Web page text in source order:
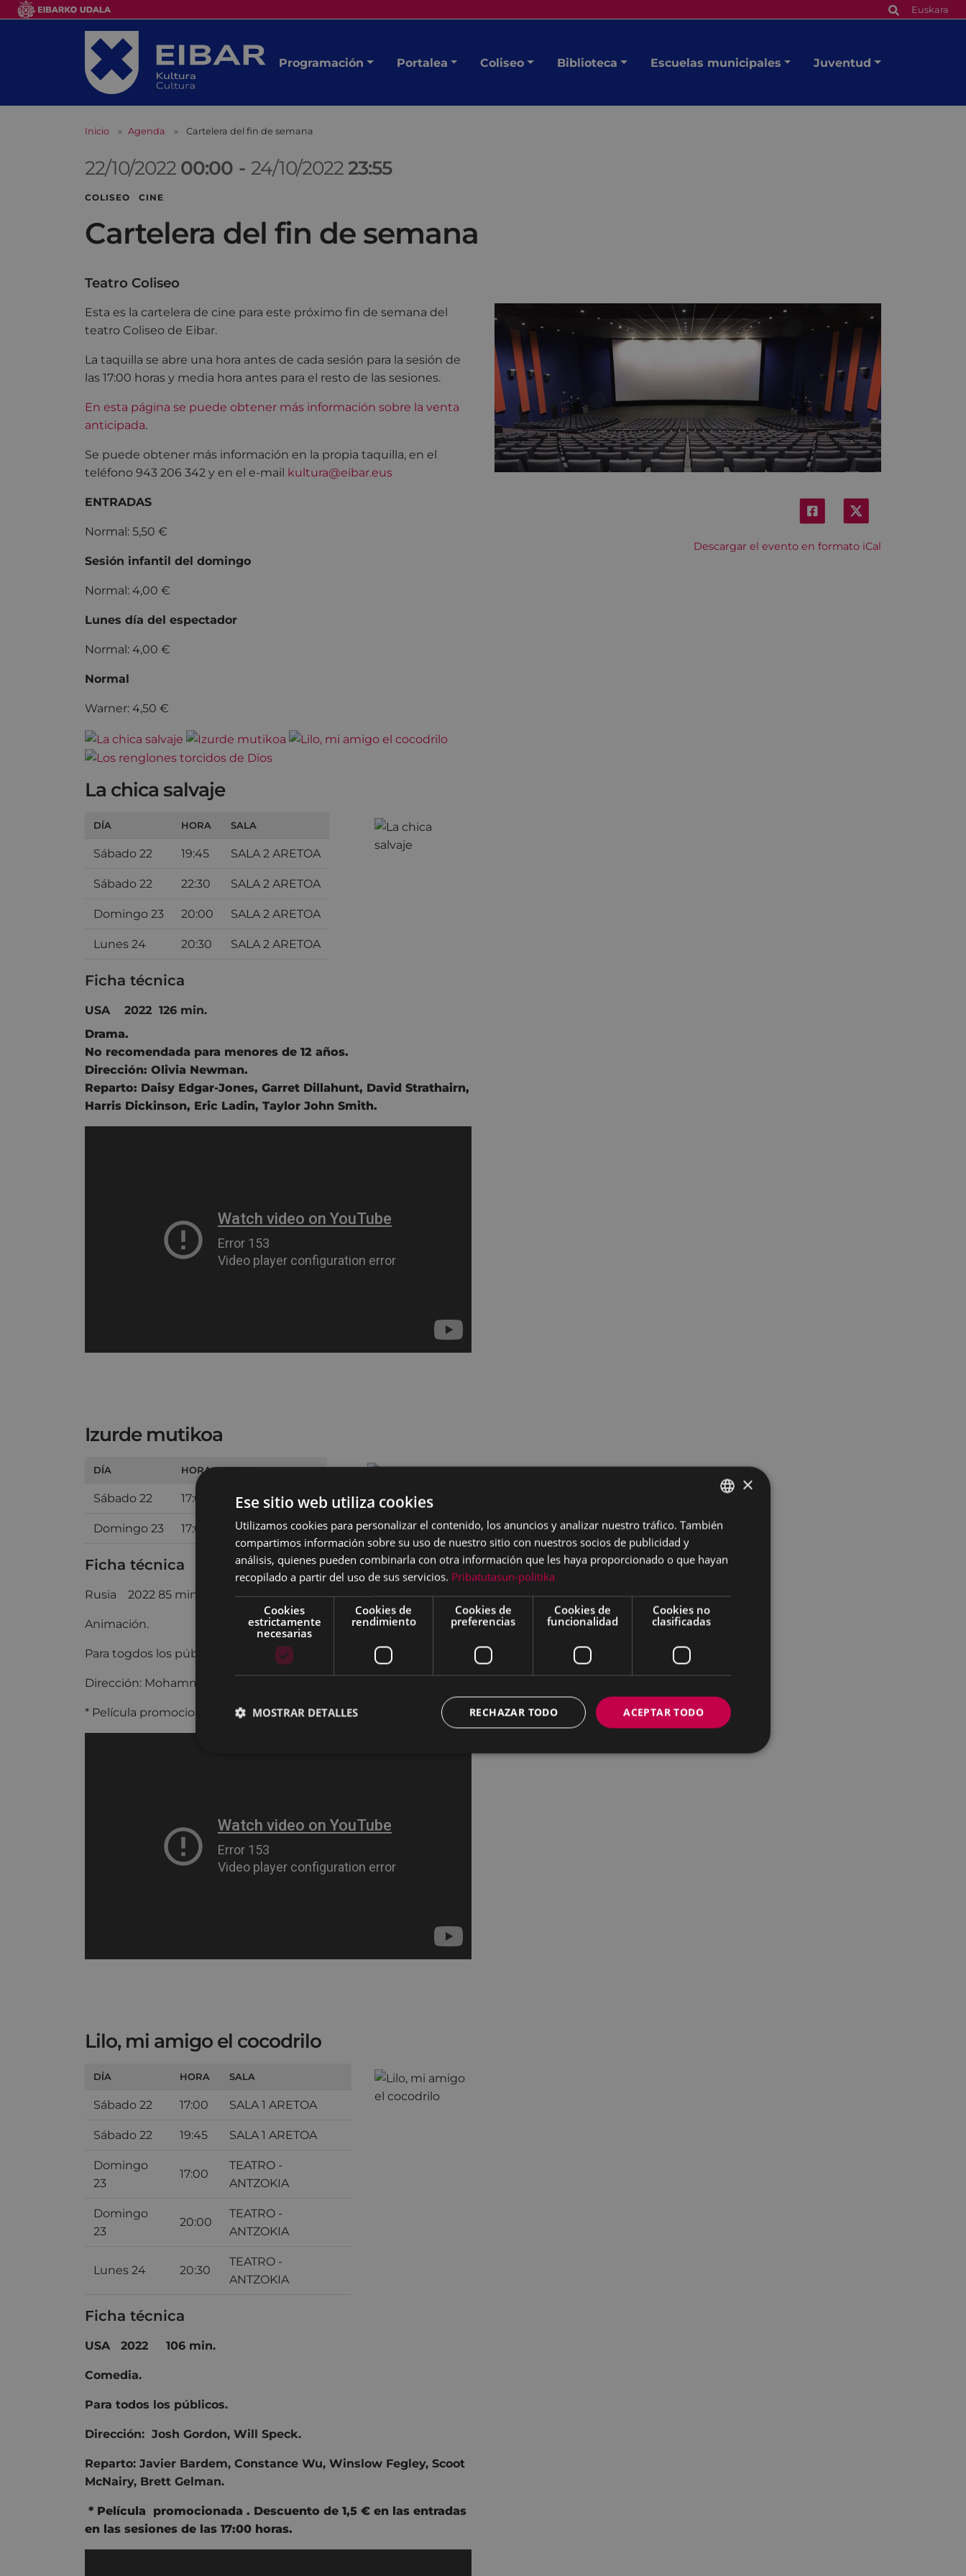
Euskara
Programación Portalea Coliseo Biblioteca Escuelas municipales Juventud
Inicio Agenda Cartelera del fin de semana
22/10/2022 00:00 - 24/10/202223:55
COLISEO CINE
Cartelera del fin de semana
Teatro Coliseo
Descargar el evento en formato iCal
Esta es la cartelera de cine para este próximo fin de semana del
teatro Coliseo de Eibar.
La taquilla se abre una hora antes de cada sesión para la sesión de
las 17:00 horas y media hora antes para el resto de las sesiones.
En esta página se puede obtener más información sobre la venta
anticipada.
Se puede obtener más información en la propia taquilla, en el
teléfono 943 206 342 y en el e-mail kultura@eibar.eus
ENTRADAS
Normal: 5,50 €
Sesión infantil del domingo
Normal: 4,00 €
Lunes día del espectador
Normal: 4,00 €
Normal
Warner: 4,50 €
La chica salvaje
DÍA HORA SALA
Sábado 22 19:45 SALA 2 ARETOA
Sábado 22 22:30 SALA 2 ARETOA
Domingo 23 20:00 SALA 2 ARETOA
Lunes 24 20:30 SALA 2 ARETOA
Ficha técnica
USA 2022 126 min.
Drama.
No recomendada para menores de 12 años.
Dirección: Olivia Newman.
Reparto: Daisy Edgar-Jones, Garret Dillahunt, David Strathairn,
Harris Dickinson, Eric Ladin, Taylor John Smith.
Izurde mutikoa
DÍA HORA SALA
Sábado 22 17:00 SALA 2 ARETOA
Domingo 23 17:00 SALA 2 ARETOA
Ficha técnica
Rusia 2022 85 min.
Animación.
Para togdos los públicos.
Dirección: Mohammad Kheyrandish.
* Película promocionada. Descuento de 1,5 € en las entradas.
Lilo, mi amigo el cocodrilo
DÍA HORA SALA
Sábado 22 17:00 SALA 1 ARETOA
Sábado 22 19:45 SALA 1 ARETOA
Domingo
23
17:00
TEATRO -
ANTZOKIA
Domingo
23
20:00
TEATRO -
ANTZOKIA
Lunes 24 20:30
TEATRO -
ANTZOKIA
Ficha técnica
USA 2022 106 min.
Comedia.
Para todos los públicos.
Dirección: Josh Gordon, Will Speck.
Reparto: Javier Bardem, Constance Wu, Winslow Fegley, Scoot
McNairy, Brett Gelman.
* Película promocionada . Descuento de 1,5 € en las entradas
en las sesiones de las 17:00 horas.
BASQUE
×
Ese sitio web utiliza cookies
Utilizamos cookies para personalizar el contenido, los anuncios y analizar nuestro tráfico. También
compartimos información sobre su uso de nuestro sitio con nuestros socios de publicidad y
análisis, quienes pueden combinarla con otra información que les haya proporcionado o que hayan
recopilado a partir del uso de sus servicios. Pribatutasun-politika
Cookies
estrictamente
necesarias
Cookies de
rendimiento
Cookies de
preferencias
Cookies de
funcionalidad
Cookies no
clasificadas
ACEPTAR TODO
RECHAZAR TODO
MOSTRAR DETALLES